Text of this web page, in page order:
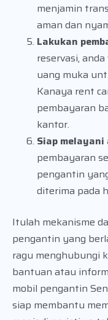
menjamin
aman dan
Lakukan
reservasi,
uang muka
Kanaya rent
pembayaran
kantor.
Siap melayani
pembayaran
pengantin
diterima pada
Itulah mekanisme
pengantin yang
ragu menghubungi
bantuan atau
mobil pengantin
siap membantu